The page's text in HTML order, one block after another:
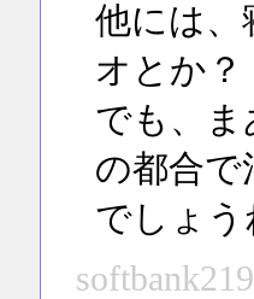
他には、
オとか？
でも、
の都合
でしょう